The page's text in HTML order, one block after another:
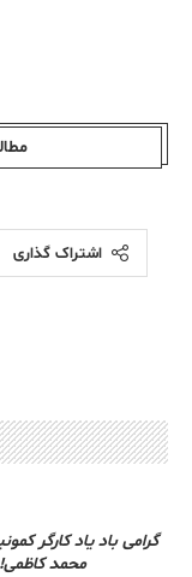
اشتراک گذاری
گرامی باد یاد کارگر
محمد کاظمی!